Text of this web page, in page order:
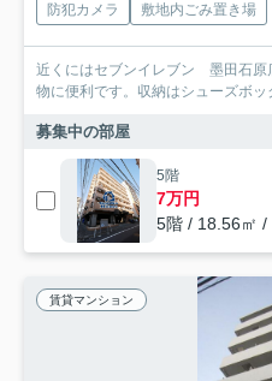
防犯カメラ
敷地内ごみ置き場
近くにはセブンイレブン 墨田石原
物に便利です。収納はシューズボ
募集中の部屋
5階
7万円
5階 / 18.56㎡ /
賃貸マンション